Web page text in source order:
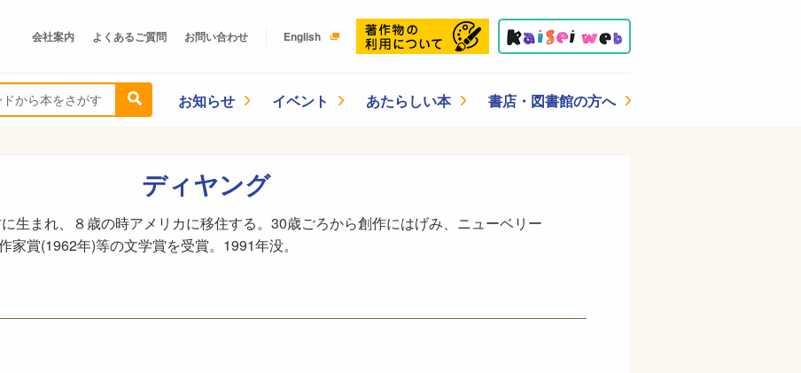
会社案内 よくあるご質問 お問い合わせ English
お知らせ イベント あたらしい本 書店・図書館の方へ
ディヤング
生まれ、８歳の時アメリカに移住する。30歳ごろから創作にはげみ、ニューベリー
家賞(1962年)等の文学賞を受賞。1991年没。